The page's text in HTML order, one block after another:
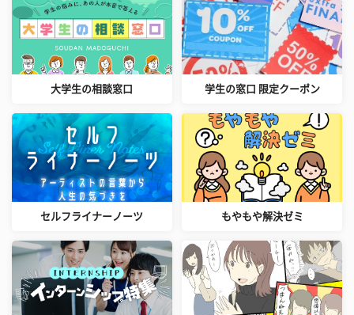
大学生の相談窓口 学生の窓口 限定クーポン
セルフライナーノーツ もやもや解決ゼミ